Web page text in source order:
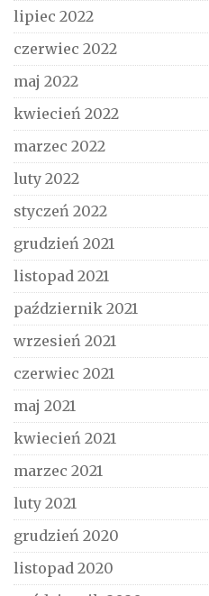
lipiec 2022
czerwiec 2022
maj 2022
kwiecień 2022
marzec 2022
luty 2022
styczeń 2022
grudzień 2021
listopad 2021
październik 2021
wrzesień 2021
czerwiec 2021
maj 2021
kwiecień 2021
marzec 2021
luty 2021
grudzień 2020
listopad 2020